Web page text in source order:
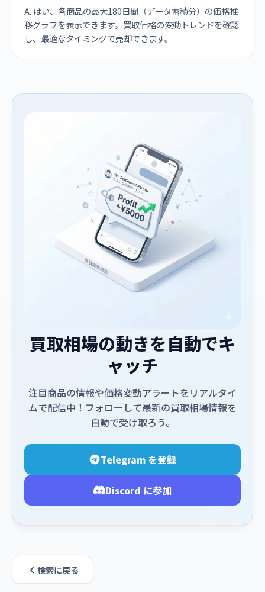
A. はい、各商品の最大180日間（データ蓄積分）の価格推
移グラフを表示できます。買取価格の変動トレンドを確認
し、最適なタイミングで売却できます。
買取相場の動きを自動でキ
ャッチ
注目商品の情報や価格変動アラートをリアルタイ
ムで配信中！フォローして最新の買取相場情報を
自動で受け取ろう。
Telegram を登録
Discord に参加
検索に戻る